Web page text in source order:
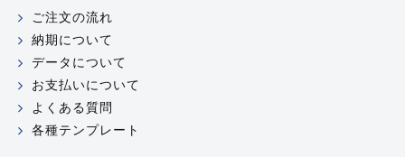
ご注文の流れ
納期について
データについて
お支払いについて
よくある質問
各種テンプレート